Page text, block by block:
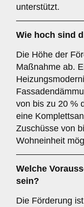
unterstützt.
Wie hoch sind
Die Höhe der
Maßnahme ab.
von bis zu 20 %
eine
Zuschüsse von
Wohneinheit
Welche
sein?
Die Förderung